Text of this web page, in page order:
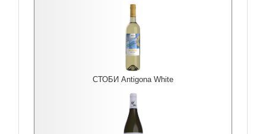
СТОБИ Antigona White